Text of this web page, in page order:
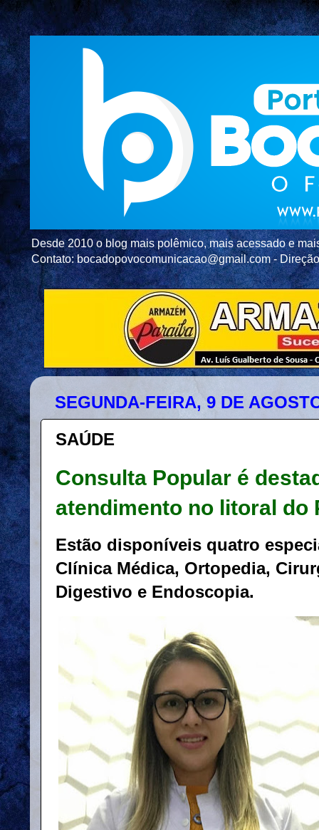
Desde 2010 o blog mais polêmico, mais acessado e
Contato: bocadopovocomunicacao@gmail.com -
SEGUNDA-FEIRA, 9 DE
SAÚDE
Consulta Popular é
atendimento no litoral do
Estão disponíveis quatro
Clínica Médica, Ortopedia,
Digestivo e Endoscopia.